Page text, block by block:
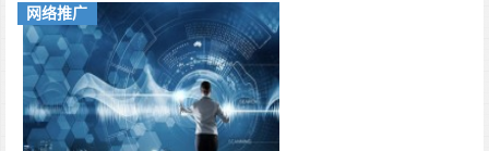
网络推广